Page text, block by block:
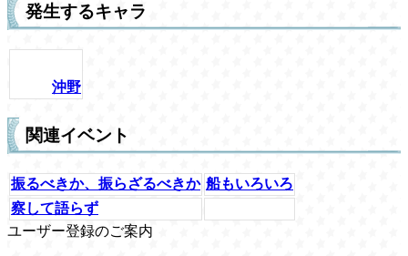
発生するキャラ
沖野
関連イベント
振るべきか、振らざるべきか 船もいろいろ
察して語らず
ユーザー登録のご案内